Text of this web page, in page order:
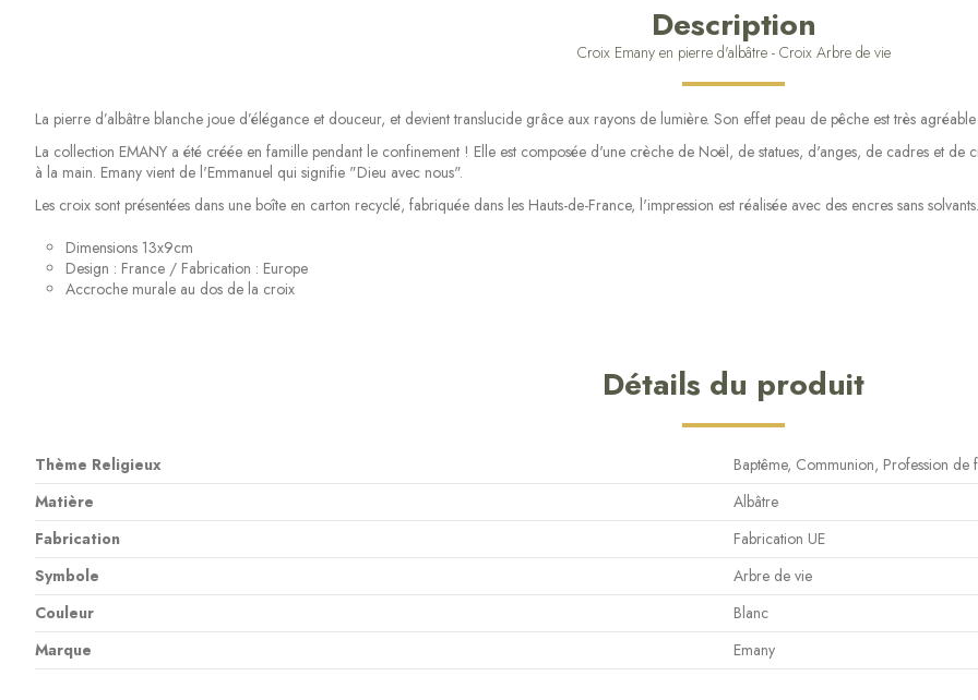
Description
Croix Emany en pierre d'albâtre - Croix Arbre de vie
La pierre d’albâtre blanche joue d’élégance et douceur, et devient translucide grâce aux rayons de lumière. Son effet peau de pêche est très
La collection EMANY a été créée en famille pendant le confinement ! Elle est composée d'une crèche de Noël, de statues, d'anges, de cadres et
à la main. Emany vient de l'Emmanuel qui signifie "Dieu avec nous".
Les croix sont présentées dans une boîte en carton recyclé, fabriquée dans les Hauts-de-France, l'impression est réalisée avec des encres sans
Dimensions 13x9cm
Design : France / Fabrication : Europe
Accroche murale au dos de la croix
Détails du produit
Thème Religieux
Baptême, Communion, Profession de
Matière
Albâtre
Fabrication
Fabrication UE
Symbole
Arbre de vie
Couleur
Blanc
Marque
Emany